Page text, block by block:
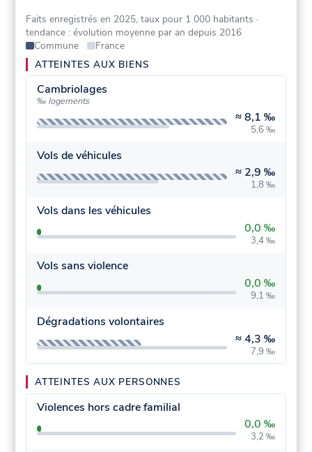
Faits enregistrés en 2025, taux pour 1 000 habitants ·
tendance : évolution moyenne par an depuis 2016
Commune
France
ATTEINTES AUX BIENS
Cambriolages
‰ logements
≈8,1 ‰
5,6 ‰
Vols de véhicules
≈ 2,9 ‰
1,8 ‰
Vols dans les véhicules
0,0 ‰
3,4 ‰
Vols sans violence
0,0 ‰
9,1 ‰
Dégradations volontaires
≈4,3 ‰
7,9 ‰
ATTEINTES AUX PERSONNES
Violences hors cadre familial
0,0 ‰
3,2 ‰